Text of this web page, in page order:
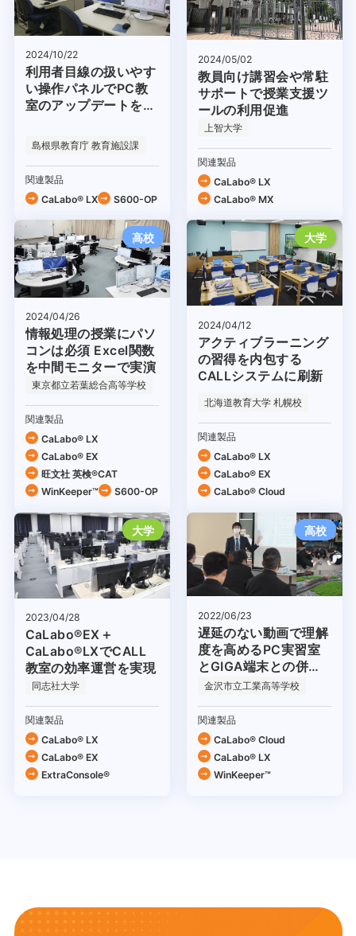
2024/10/22
利用者目線の扱いやす
い操作パネルでPC教
室のアップデートを推
島根県教育庁 教育施設課
関連製品
CaLabo® LX
S600-OP
2024/05/02
教員向け講習会や常駐
サポートで授業支援ツ
ールの利用促進
上智大学
関連製品
CaLabo® LX
CaLabo® MX
高校
2024/04/26
情報処理の授業にパソ
コンは必須 Excel関数
を中間モニターで実演
東京都立若葉総合高等学校
関連製品
CaLabo® LX
CaLabo® EX
旺文社 英検®CAT
WinKeeper™
S600-OP
大学
2024/04/12
アクティブラーニング
の習得を内包する
CALLシステムに刷新
北海道教育大学 札幌校
関連製品
CaLabo® LX
CaLabo® EX
CaLabo®︎ Cloud
大学
2023/04/28
CaLabo®EX＋
CaLabo®LXでCALL
教室の効率運営を実現
同志社大学
関連製品
CaLabo® LX
CaLabo® EX
ExtraConsole®
高校
2022/06/23
遅延のない動画で理解
度を高めるPC実習室
とGIGA端末との併用
に期待
金沢市立工業高等学校
関連製品
CaLabo®︎ Cloud
CaLabo® LX
WinKeeper™